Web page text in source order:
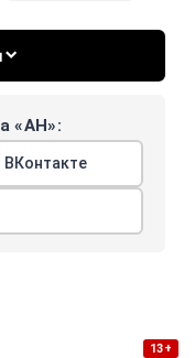
«АН»:
ВКонтакте
13+